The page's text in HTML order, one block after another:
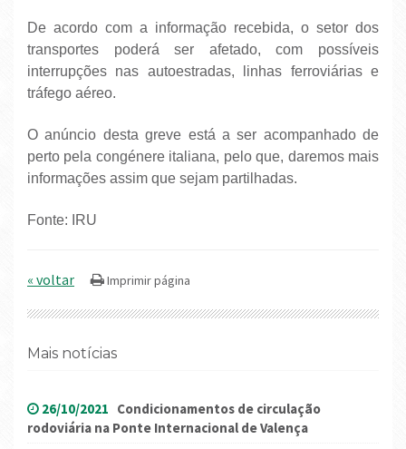
De acordo com a informação recebida, o setor dos
transportes poderá ser afetado, com possíveis
interrupções nas autoestradas, linhas ferroviárias e
tráfego aéreo.
O anúncio desta greve está a ser acompanhado de
perto pela congénere italiana, pelo que, daremos mais
informações assim que sejam partilhadas.
Fonte: IRU
« voltar
Mais notícias
26/10/2021 Condicionamentos de circulação
rodoviária na Ponte Internacional de Valença